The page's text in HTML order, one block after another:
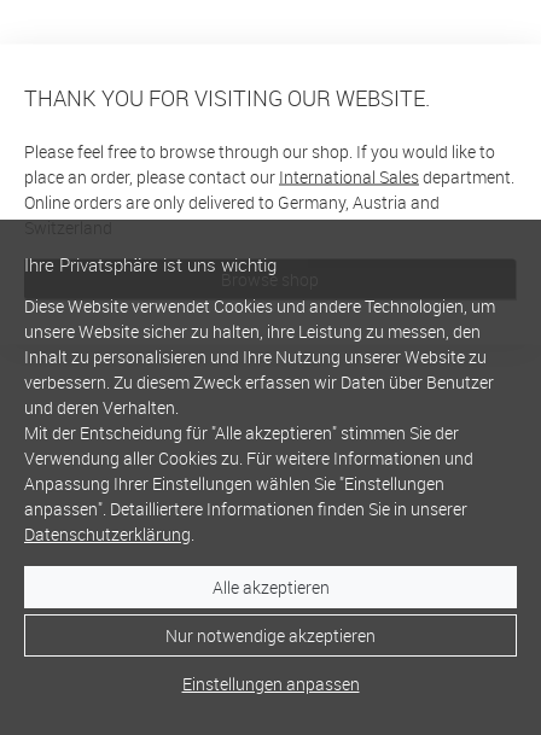
THANK YOU FOR VISITING OUR WEBSITE.
Please feel free to browse through our shop. If you would like to
place an order, please contact our International Salesdepartment.
Online orders are only delivered to Germany, Austria and
Switzerland
Browse shop
Ihre Privatsphäre ist uns wichtig
Diese Website verwendet Cookies und andere Technologien, um
unsere Website sicher zu halten, ihre Leistung zu messen, den
Inhalt zu personalisieren und Ihre Nutzung unserer Website zu
verbessern. Zu diesem Zweck erfassen wir Daten über Benutzer
und deren Verhalten.
Mit der Entscheidung für "Alle akzeptieren" stimmen Sie der
Verwendung aller Cookies zu. Für weitere Informationen und
Anpassung Ihrer Einstellungen wählen Sie "Einstellungen
anpassen". Detailliertere Informationen finden Sie in unserer
Datenschutzerklärung.
Alle akzeptieren
Nur notwendige akzeptieren
Einstellungen anpassen